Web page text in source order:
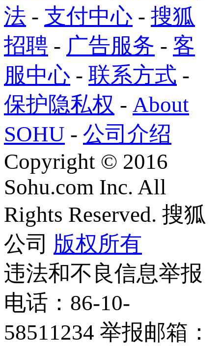
法 - 支付中心 - 搜狐
招聘 - 广告服务 - 客
服中心 - 联系方式 -
保护隐私权 - About
SOHU - 公司介绍
Copyright © 2016
Sohu.com Inc. All
Rights Reserved. 搜狐
公司 版权所有
违法和不良信息举报
电话：86-10-
58511234 举报邮箱：